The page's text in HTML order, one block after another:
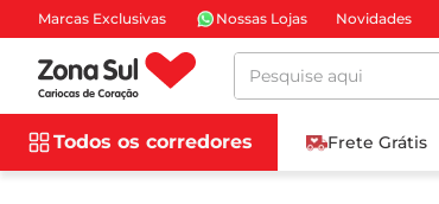
Marcas Exclusivas Nossas Lojas Novidades
Pesquise aqui
Todos os corredores Frete Grátis